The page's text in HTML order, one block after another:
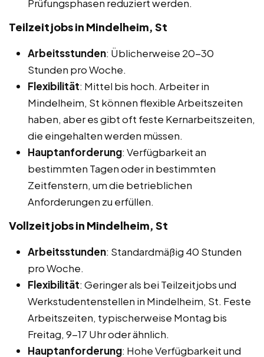
Prüfungsphasen reduziert werden.
Teilzeitjobs in Mindelheim, St
Arbeitsstunden: Üblicherweise 20-30
Stunden pro Woche.
Flexibilität: Mittel bis hoch. Arbeiter in
Mindelheim, St können flexible Arbeitszeiten
haben, aber es gibt oft feste Kernarbeitszeiten,
die eingehalten werden müssen.
Hauptanforderung: Verfügbarkeit an
bestimmten Tagen oder in bestimmten
Zeitfenstern, um die betrieblichen
Anforderungen zu erfüllen.
Vollzeitjobs in Mindelheim, St
Arbeitsstunden: Standardmäßig 40 Stunden
pro Woche.
Flexibilität: Geringer als bei Teilzeitjobs und
Werkstudentenstellen in Mindelheim, St. Feste
Arbeitszeiten, typischerweise Montag bis
Freitag, 9-17 Uhr oder ähnlich.
Hauptanforderung: Hohe Verfügbarkeit und